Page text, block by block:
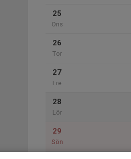
25
Ons
26
Tor
27
Fre
28
Lör
29
Sön